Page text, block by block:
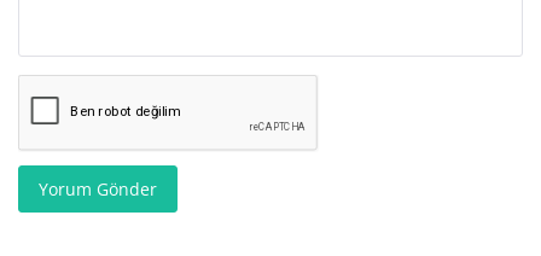
Yorum Gönder